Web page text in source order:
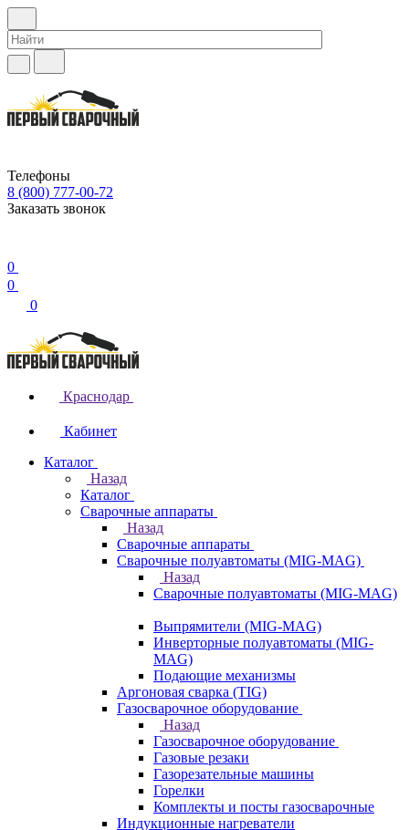
Телефоны
8 (800) 777-00-72
Заказать звонок
0
0
0
Краснодар
Кабинет
Каталог
Назад
Каталог
Сварочные аппараты
Назад
Сварочные аппараты
Сварочные полуавтоматы (MIG-MAG)
Назад
Сварочные полуавтоматы (MIG-MAG)
Выпрямители (MIG-MAG)
Инверторные полуавтоматы (MIG-
MAG)
Подающие механизмы
Аргоновая сварка (TIG)
Газосварочное оборудование
Назад
Газосварочное оборудование
Газовые резаки
Газорезательные машины
Горелки
Комплекты и посты газосварочные
Индукционные нагреватели